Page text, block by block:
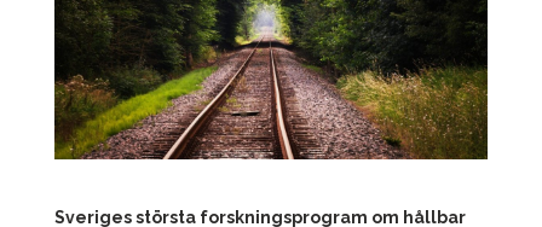
Sveriges största forskningsprogram om hållbar